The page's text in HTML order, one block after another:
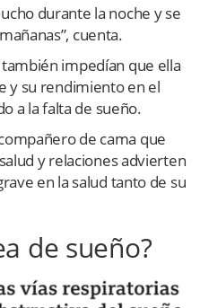
durante la noche y se
cuenta.
impedían que ella
y su rendimiento en el
a la falta de sueño.
de cama que
y relaciones advierten
en la salud tanto de su
de sueño?